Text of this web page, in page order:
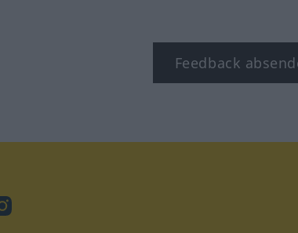
Feedback
Instagram